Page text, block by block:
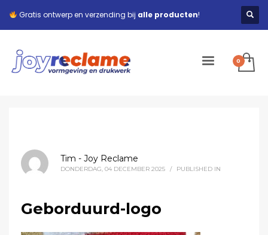
Gratis ontwerp en verzending bij alle producten!
Tim - Joy Reclame
DONDERDAG, 04 DECEMBER 2025 / PUBLISHED IN
Geborduurd-logo